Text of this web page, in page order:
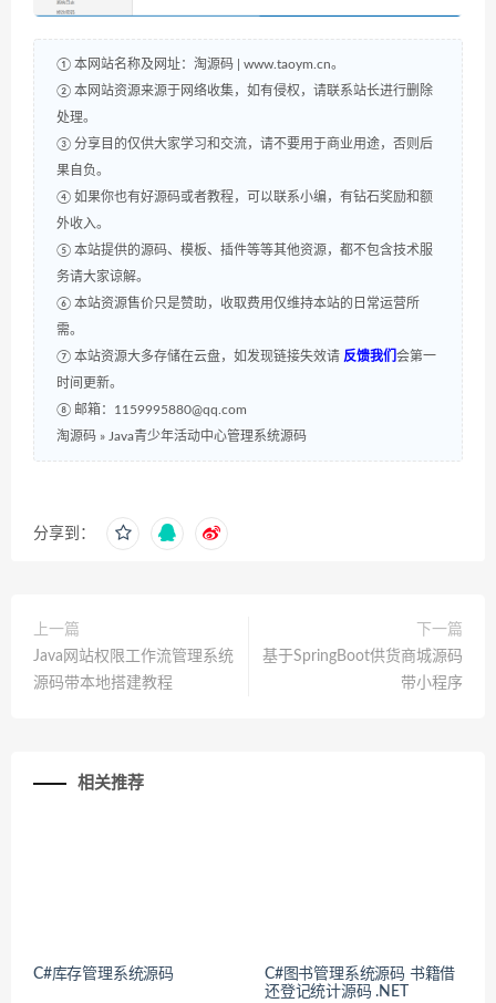
① 本网站名称及网址：淘源码 | www.taoym.cn。
② 本网站资源来源于网络收集，如有侵权，请联系站长进行删除
处理。
③ 分享目的仅供大家学习和交流，请不要用于商业用途，否则后
果自负。
④ 如果你也有好源码或者教程，可以联系小编，有钻石奖励和额
外收入。
⑤ 本站提供的源码、模板、插件等等其他资源，都不包含技术服
务请大家谅解。
⑥ 本站资源售价只是赞助，收取费用仅维持本站的日常运营所
需。
⑦ 本站资源大多存储在云盘，如发现链接失效请 反馈我们 会第一
时间更新。
⑧ 邮箱：1159995880@qq.com
淘源码 » Java青少年活动中心管理系统源码
分享到：
上一篇
Java网站权限工作流管理系统
源码带本地搭建教程
下一篇
基于SpringBoot供货商城源码
带小程序
相关推荐
C#库存管理系统源码
C#图书管理系统源码 书籍借
还登记统计源码 .NET